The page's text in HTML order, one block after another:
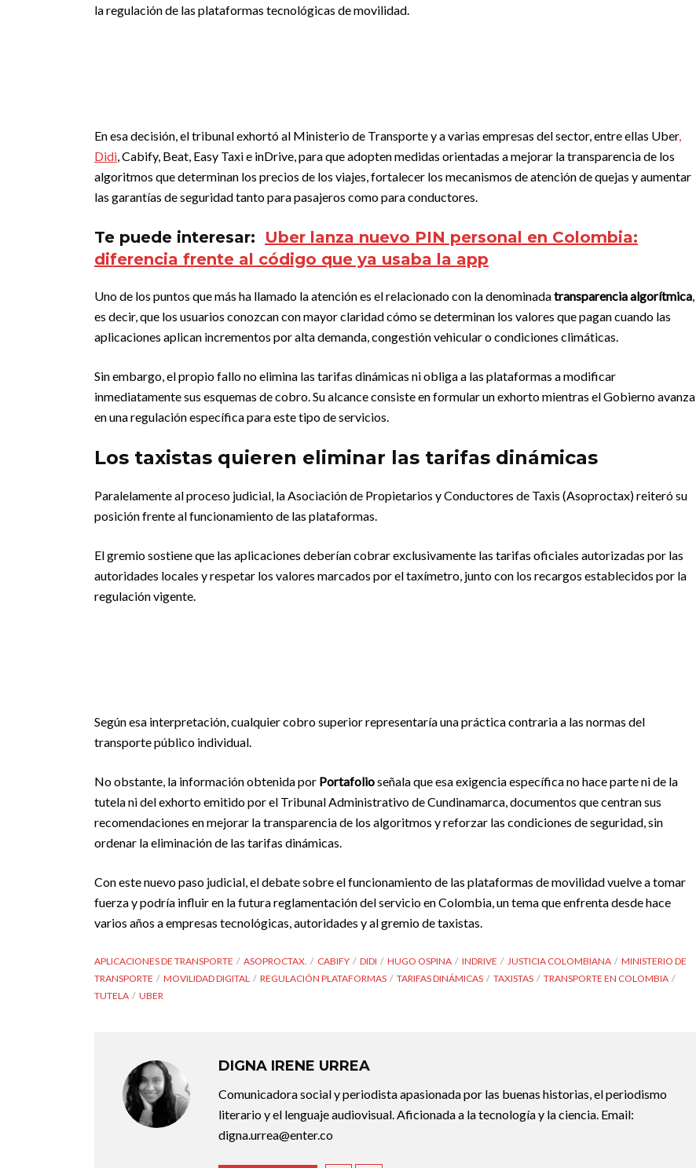
la regulación de las plataformas tecnológicas de movilidad.
En esa decisión, el tribunal exhortó al Ministerio de Transporte y a varias empresas del sector, entre ellas Uber,
Didi, Cabify, Beat, Easy Taxi e inDrive, para que adopten medidas orientadas a mejorar la transparencia de los
algoritmos que determinan los precios de los viajes, fortalecer los mecanismos de atención de quejas y aumentar
las garantías de seguridad tanto para pasajeros como para conductores.
Te puede interesar: Uber lanza nuevo PIN personal en Colombia:
diferencia frente al código que ya usaba la app
Uno de los puntos que más ha llamado la atención es el relacionado con la denominadatransparencia algorítmica,
es decir, que los usuarios conozcan con mayor claridad cómo se determinan los valores que pagan cuando las
aplicaciones aplican incrementos por alta demanda, congestión vehicular o condiciones climáticas.
Sin embargo, el propio fallo no elimina las tarifas dinámicas ni obliga a las plataformas a modificar
inmediatamente sus esquemas de cobro. Su alcance consiste en formular un exhorto mientras el Gobierno avanza
en una regulación específica para este tipo de servicios.
Los taxistas quieren eliminar las tarifas dinámicas
Paralelamente al proceso judicial, la Asociación de Propietarios y Conductores de Taxis (Asoproctax) reiteró su
posición frente al funcionamiento de las plataformas.
El gremio sostiene que las aplicaciones deberían cobrar exclusivamente las tarifas oficiales autorizadas por las
autoridades locales y respetar los valores marcados por el taxímetro, junto con los recargos establecidos por la
regulación vigente.
Según esa interpretación, cualquier cobro superior representaría una práctica contraria a las normas del
transporte público individual.
No obstante, la información obtenida por Portafolioseñala que esa exigencia específica no hace parte ni de la
tutela ni del exhorto emitido por el Tribunal Administrativo de Cundinamarca, documentos que centran sus
recomendaciones en mejorar la transparencia de los algoritmos y reforzar las condiciones de seguridad, sin
ordenar la eliminación de las tarifas dinámicas.
Con este nuevo paso judicial, el debate sobre el funcionamiento de las plataformas de movilidad vuelve a tomar
fuerza y podría influir en la futura reglamentación del servicio en Colombia, un tema que enfrenta desde hace
varios años a empresas tecnológicas, autoridades y al gremio de taxistas.
APLICACIONES DE TRANSPORTE ASOPROCTAX. CABIFY DIDI HUGO OSPINA INDRIVE JUSTICIA COLOMBIANA
MINISTERIO DE
TRANSPORTE
MOVILIDAD DIGITAL REGULACIÓN PLATAFORMAS TARIFAS DINÁMICAS TAXISTAS
TRANSPORTE EN COLOMBIA
TUTELA
UBER
DIGNA IRENE URREA
Comunicadora social y periodista apasionada por las buenas historias, el periodismo
literario y el lenguaje audiovisual. Aficionada a la tecnología y la ciencia. Email:
digna.urrea@enter.co